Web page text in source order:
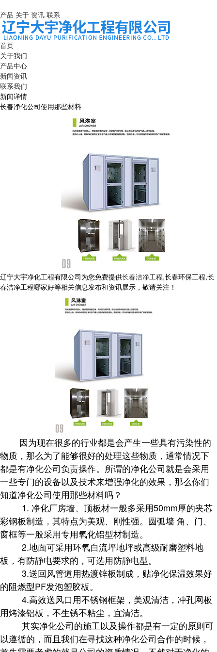
产品 关于 资讯 联系
首页
关于我们
产品中心
新闻资讯
联系我们
新闻详情
长春净化公司使用那些材料
辽宁大宇净化工程有限公司为您免费提供长春洁净工程,长春环保工程,长
春洁净工程哪家好等相关信息发布和资讯展示，敬请关注！
因为现在很多的行业都是会产生一些具有污染性的
物质，那么为了能够很好的处理这些物质，通常情况下
都是有净化公司负责操作。所谓的净化公司就是会采用
一些专门的设备以及技术来增强净化的效果，那么你们
知道净化公司使用那些材料吗？
1. 净化厂房墙、顶板材一般多采用50mm厚的夹芯
彩钢板制造，其特点为美观、刚性强。圆弧墙 角、门、
窗框等一般采用专用氧化铝型材制造。
2.地面可采用环氧自流坪地坪或高级耐磨塑料地
板，有防静电要求的，可选用防静电型。
3.送回风管道用热渡锌板制成，贴净化保温效果好
的阻燃型PF发泡塑胶板。
4.高效送风口用不锈钢框架，美观清洁，冲孔网板
用烤漆铝板，不生锈不粘尘，宜清洁。
其实净化公司的施工以及操作都是有一定的原则可
以遵循的，而且我们在寻找这种净化公司合作的时候，